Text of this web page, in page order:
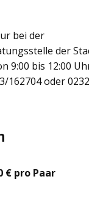
bei der
der
9:00 bis 12:00
162704 oder
€ pro Paar